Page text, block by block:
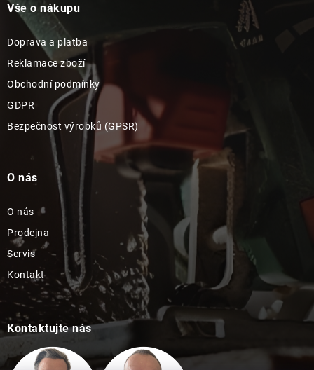
Vše o nákupu
Doprava a platba
Reklamace zboží
Obchodní podmínky
GDPR
Bezpečnost výrobků (GPSR)
O nás
O nás
Prodejna
Servis
Kontakt
Kontaktujte nás